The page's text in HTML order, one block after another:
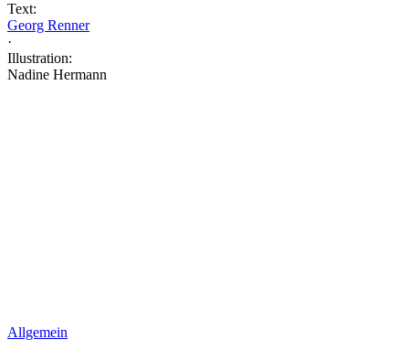
Text:
Georg Renner
·
Illustration:
Nadine Hermann
Allgemein